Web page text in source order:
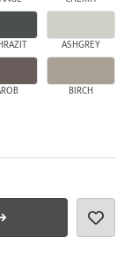
ASHGREY
BIRCH